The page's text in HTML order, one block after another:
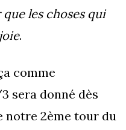
les choses qui
.
comme
sera donné dès
notre 2ème tour du